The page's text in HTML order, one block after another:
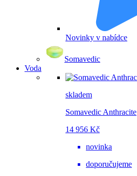
Novinky v nabídce
Somavedic
Voda
skladem
Somavedic Anthracite
14 956 Kč
novinka
doporučujeme